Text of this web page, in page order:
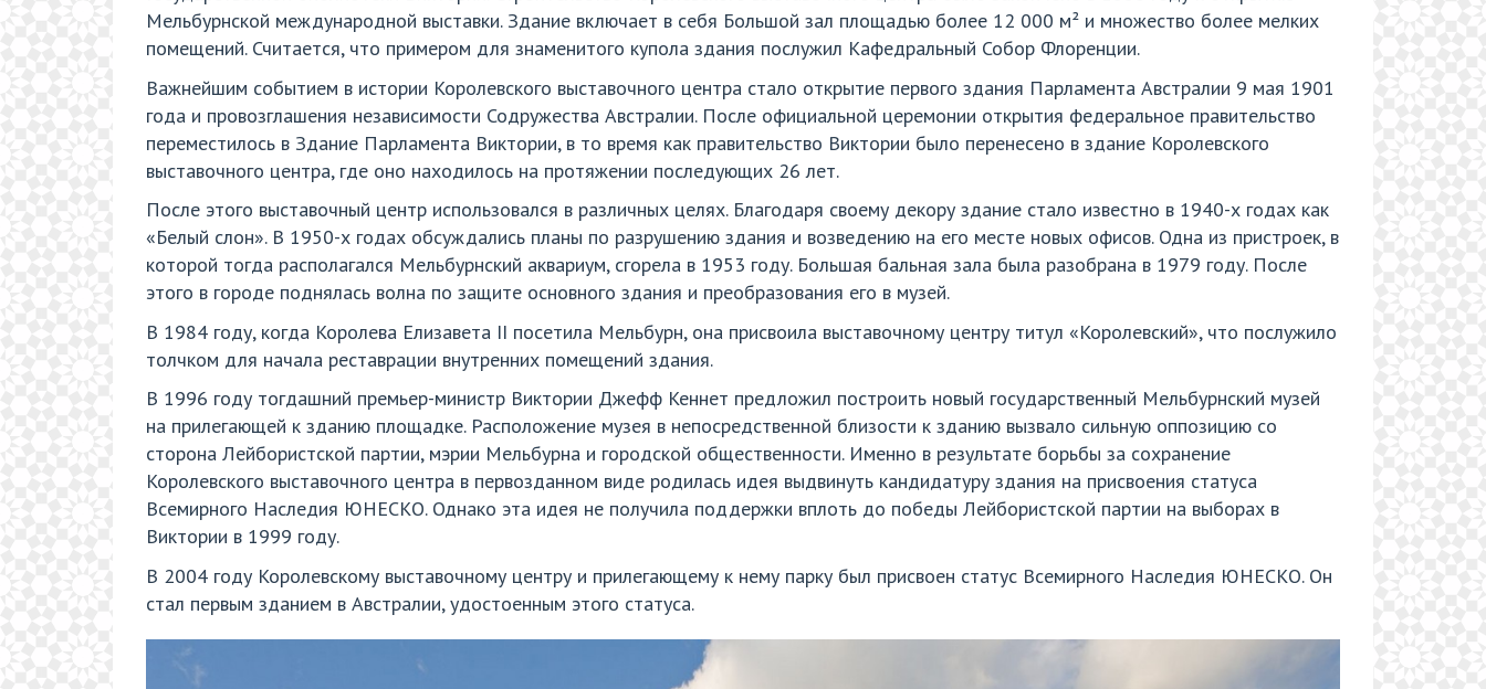
Мельбурнской международной выставки. Здание включает в себя Большой зал площадью более 12 000 м² и множество более мелких
помещений. Считается, что примером для знаменитого купола здания послужил Кафедральный Собор Флоренции.
Важнейшим событием в истории Королевского выставочного центра стало открытие первого здания Парламента Австралии 9 мая 1901
года и провозглашения независимости Содружества Австралии. После официальной церемонии открытия федеральное правительство
переместилось в Здание Парламента Виктории, в то время как правительство Виктории было перенесено в здание Королевского
выставочного центра, где оно находилось на протяжении последующих 26 лет.
После этого выставочный центр использовался в различных целях. Благодаря своему декору здание стало известно в 1940-х годах как
«Белый слон». В 1950-х годах обсуждались планы по разрушению здания и возведению на его месте новых офисов. Одна из пристроек, в
которой тогда располагался Мельбурнский аквариум, сгорела в 1953 году. Большая бальная зала была разобрана в 1979 году. После
этого в городе поднялась волна по защите основного здания и преобразования его в музей.
В 1984 году, когда Королева Елизавета II посетила Мельбурн, она присвоила выставочному центру титул «Королевский», что послужило
толчком для начала реставрации внутренних помещений здания.
В 1996 году тогдашний премьер-министр Виктории Джефф Кеннет предложил построить новый государственный Мельбурнский музей
на прилегающей к зданию площадке. Расположение музея в непосредственной близости к зданию вызвало сильную оппозицию со
сторона Лейбористской партии, мэрии Мельбурна и городской общественности. Именно в результате борьбы за сохранение
Королевского выставочного центра в первозданном виде родилась идея выдвинуть кандидатуру здания на присвоения статуса
Всемирного Наследия ЮНЕСКО. Однако эта идея не получила поддержки вплоть до победы Лейбористской партии на выборах в
Виктории в 1999 году.
В 2004 году Королевскому выставочному центру и прилегающему к нему парку был присвоен статус Всемирного Наследия ЮНЕСКО. Он
стал первым зданием в Австралии, удостоенным этого статуса.